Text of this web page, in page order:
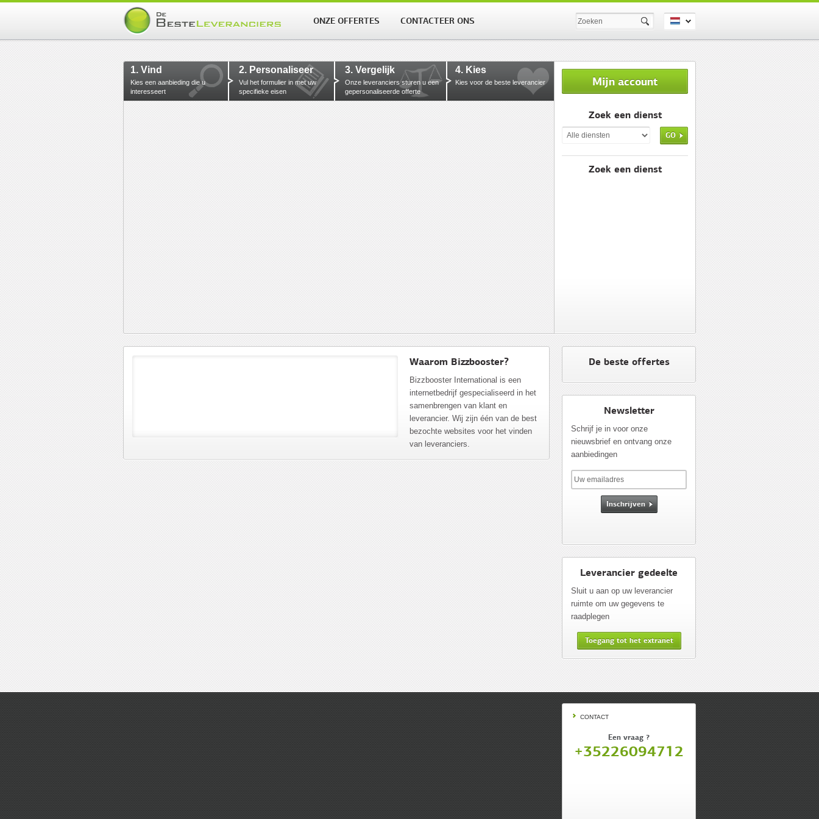
ONZE OFFERTES CONTACTEER ONS
Mijn account
Zoek een dienst
GO
Zoek een dienst
1. Vind
Kies een aanbieding die u
interesseert
2. Personaliseer
Vul het formulier in met uw
specifieke eisen
3. Vergelijk
Onze leveranciers sturen u een
gepersonaliseerde offerte
4. Kies
Kies voor de beste leverancier
Waarom Bizzbooster?
Bizzbooster International is een
internetbedrijf gespecialiseerd in het
samenbrengen van klant en
leverancier. Wij zijn één van de best
bezochte websites voor het vinden
van leveranciers.
De beste offertes
Newsletter
Schrijf je in voor onze
nieuwsbrief en ontvang onze
aanbiedingen
Inschrijven
Leverancier gedeelte
Sluit u aan op uw leverancier
ruimte om uw gegevens te
raadplegen
Toegang tot het extranet
CONTACT
Een vraag ?
+35226094712